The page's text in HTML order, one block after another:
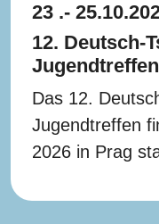
23 .-
12. Deutsch-
Das 12.
Jugendtreffen
2026 in Prag